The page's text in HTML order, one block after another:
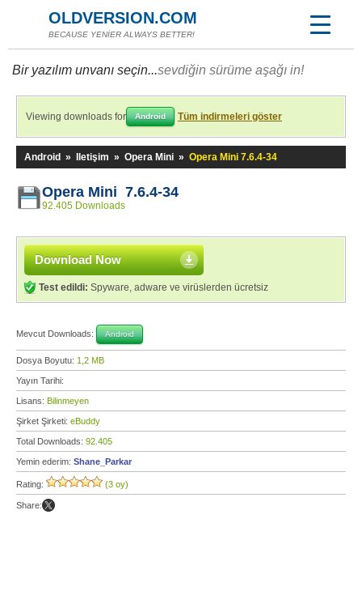
OLDVERSION.COM
BECAUSE YENİER ALWAYS BETTER!
Bir yazılım unvanı seçin...sevdiğin sürüme aşağı in!
Viewing downloads for Android Tüm indirmeleri göster
Android » Iletişim » Opera Mini » Opera Mini 7.6.4-34
Opera Mini 7.6.4-34
92.405 Downloads
Download Now
Test edildi: Spyware, adware ve virüslerden ücretsiz
Mevcut Downloads: Android
Dosya Boyutu: 1,2 MB
Yayın Tarihi:
Lisans: Bilinmeyen
Şirket Şirketi: eBuddy
Total Downloads: 92.405
Yemin ederim: Shane_Parkar
Rating: (3 oy)
Share: